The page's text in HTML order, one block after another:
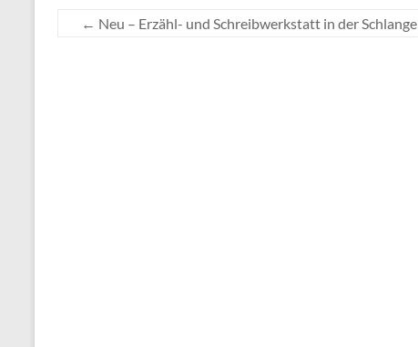
← Neu – Erzähl- und Schreibwerkstatt in der Schlange